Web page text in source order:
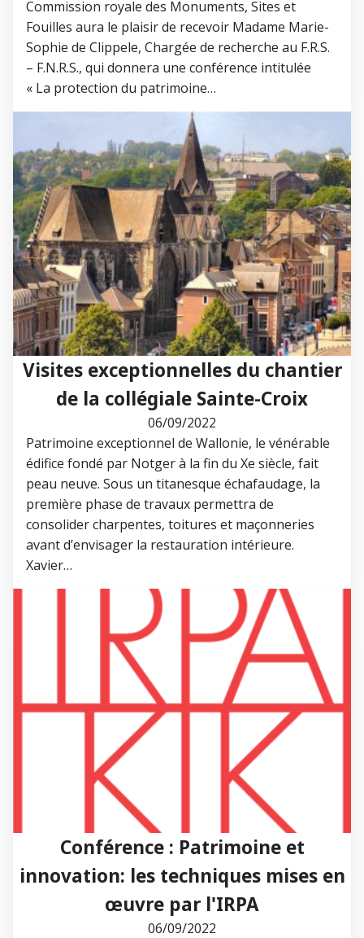
Commission royale des Monuments, Sites et
Fouilles aura le plaisir de recevoir Madame Marie-
Sophie de Clippele, Chargée de recherche au F.R.S.
– F.N.R.S., qui donnera une conférence intitulée
« La protection du patrimoine…
Visites exceptionnelles du chantier
de la collégiale Sainte-Croix
06/09/2022
Patrimoine exceptionnel de Wallonie, le vénérable
édifice fondé par Notger à la fin du Xe siècle, fait
peau neuve. Sous un titanesque échafaudage, la
première phase de travaux permettra de
consolider charpentes, toitures et maçonneries
avant d’envisager la restauration intérieure.
Xavier…
Conférence : Patrimoine et
innovation: les techniques mises en
œuvre par l'IRPA
06/09/2022